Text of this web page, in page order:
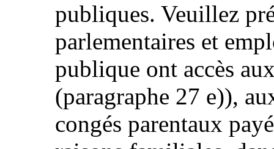
publiques. Veuillez
parlementaires et
publique ont accès
(paragraphe 27 e)),
congés parentaux